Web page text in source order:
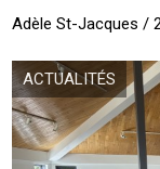
Adèle St-Jacques /
ACTUALITÉS